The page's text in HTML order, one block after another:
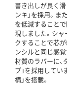
書き出しが良く滑
ンキ」を採用。ま
を低減すること
現しました。シャ
クすることで芯
ンシルと同じ感
材質のラバーに、
プ」を採用して
構」を搭載。